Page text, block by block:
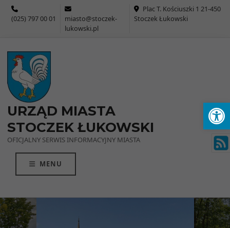
(025) 797 00 01
miasto@stoczek-
lukowski.pl
Plac T. Kościuszki 1 21-450
Stoczek Łukowski
URZĄD MIASTA
STOCZEK ŁUKOWSKI
OFICJALNY SERWIS INFORMACYJNY MIASTA
MENU